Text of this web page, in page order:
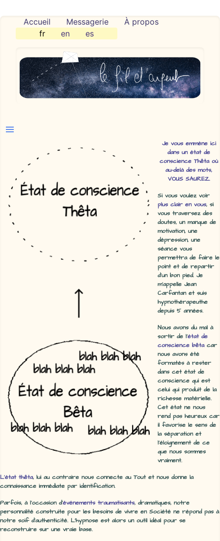
Accueil Messagerie
À propos
fr
en es
Je vous emmène ici
dans un état de
conscience Thêta où
au-delà des mots,
VOUS SAUREZ.
Si vous voulez voir
plus clair en vous, si
vous traversez des
doutes, un manque de
motivation, une
dépression, une
séance vous
permettra de faire le
point et de repartir
d'un bon pied. Je
m'appelle Jean
Carfantan et suis
hypnothérapeuthe
depuis 5 années.
Nous avons du mal à
sortir de l'état de
conscience bêtacar
nous avons été
formatés à rester
dans cet état de
conscience qui est
celui qui produit de la
richesse matérielle.
Cet état ne nous
rend pas heureux car
il favorise le sens de
la séparation et
l'éloignement de ce
que nous sommes
vraiment.
L'état thêta, lui au contraire nous connecte au Tout et nous donne la
connaissance immédiate par identification.
Parfois, à l'occasion d'événements traumatisants, dramatiques, notre
personnalité construite pour les besoins de vivre en Société ne répond pas à
notre soif d'authenticité. L'hypnose est alors un outil idéal pour se
reconstruire sur une vraie base.